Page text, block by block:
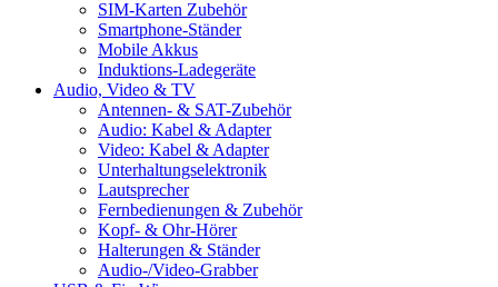
SIM-Karten Zubehör
Smartphone-Ständer
Mobile Akkus
Induktions-Ladegeräte
Audio, Video & TV
Antennen- & SAT-Zubehör
Audio: Kabel & Adapter
Video: Kabel & Adapter
Unterhaltungselektronik
Lautsprecher
Fernbedienungen & Zubehör
Kopf- & Ohr-Hörer
Halterungen & Ständer
Audio-/Video-Grabber